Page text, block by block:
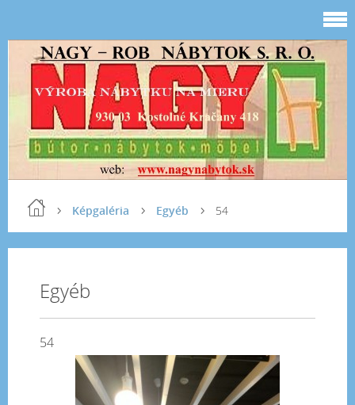
Képgaléria Egyéb 54
Egyéb
54